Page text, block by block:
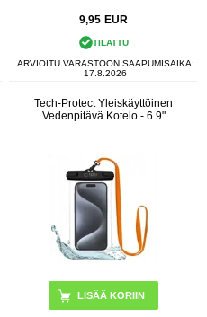
9,95 EUR
TILATTU
ARVIOITU VARASTOON SAAPUMISAIKA:
17.8.2026
Tech-Protect Yleiskäyttöinen
Vedenpitävä Kotelo - 6.9"
LISÄÄ KORIIN